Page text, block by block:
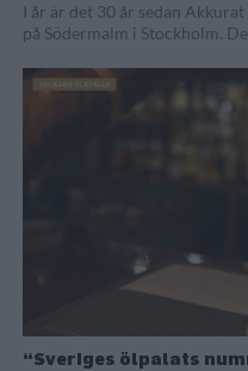
I år är det 30 år sedan
på Södermalm i Stockholm.
“Sveriges ölpalats